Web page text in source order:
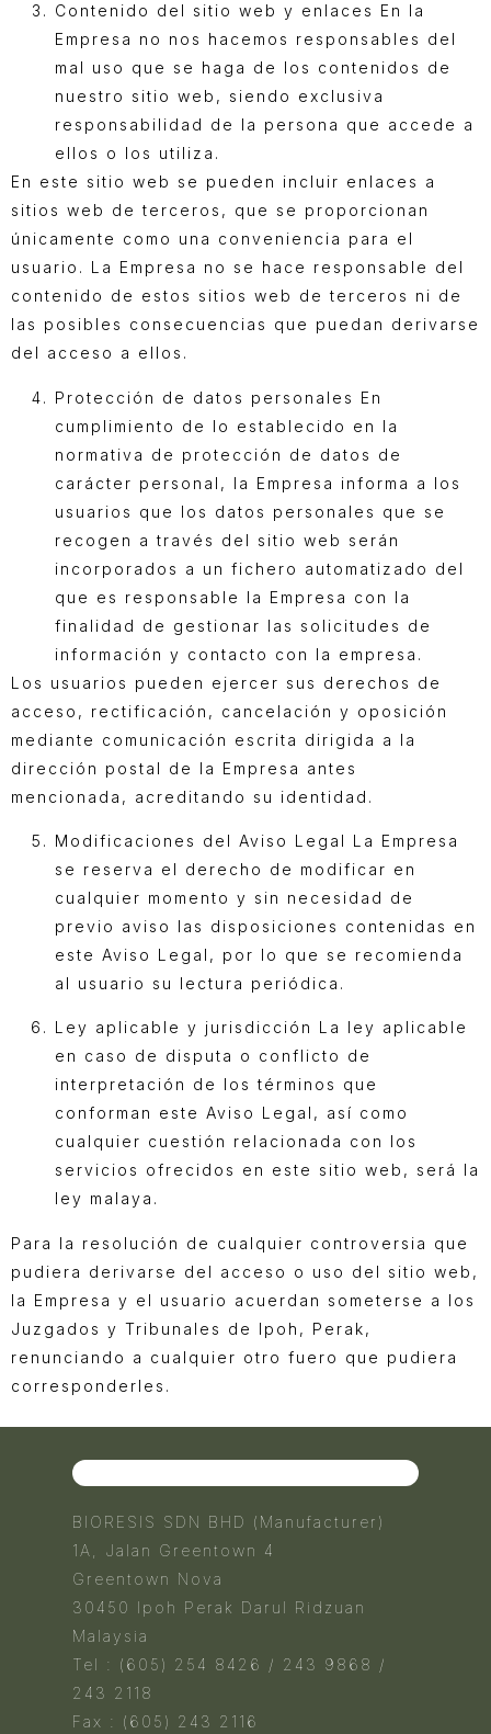
Contenido del sitio web y enlaces En la
Empresa no nos hacemos responsables del
mal uso que se haga de los contenidos de
nuestro sitio web, siendo exclusiva
responsabilidad de la persona que accede a
ellos o los utiliza.
En este sitio web se pueden incluir enlaces a
sitios web de terceros, que se proporcionan
únicamente como una conveniencia para el
usuario. La Empresa no se hace responsable del
contenido de estos sitios web de terceros ni de
las posibles consecuencias que puedan derivarse
del acceso a ellos.
Protección de datos personales En
cumplimiento de lo establecido en la
normativa de protección de datos de
carácter personal, la Empresa informa a los
usuarios que los datos personales que se
recogen a través del sitio web serán
incorporados a un fichero automatizado del
que es responsable la Empresa con la
finalidad de gestionar las solicitudes de
información y contacto con la empresa.
Los usuarios pueden ejercer sus derechos de
acceso, rectificación, cancelación y oposición
mediante comunicación escrita dirigida a la
dirección postal de la Empresa antes
mencionada, acreditando su identidad.
Modificaciones del Aviso Legal La Empresa
se reserva el derecho de modificar en
cualquier momento y sin necesidad de
previo aviso las disposiciones contenidas en
este Aviso Legal, por lo que se recomienda
al usuario su lectura periódica.
Ley aplicable y jurisdicción La ley aplicable
en caso de disputa o conflicto de
interpretación de los términos que
conforman este Aviso Legal, así como
cualquier cuestión relacionada con los
servicios ofrecidos en este sitio web, será la
ley malaya.
Para la resolución de cualquier controversia que
pudiera derivarse del acceso o uso del sitio web,
la Empresa y el usuario acuerdan someterse a los
Juzgados y Tribunales de Ipoh, Perak,
renunciando a cualquier otro fuero que pudiera
corresponderles.
BIORESIS SDN BHD (Manufacturer)
1A, Jalan Greentown 4
Greentown Nova
30450 Ipoh Perak Darul Ridzuan
Malaysia
Tel : (605) 254 8426 / 243 9868 /
243 2118
Fax : (605) 243 2116